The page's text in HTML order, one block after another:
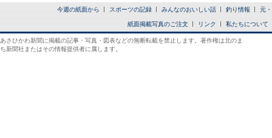
今週の紙面から スポーツの記録 みんなのおいしい話 釣り情報 元
紙面掲載写真のご注文 リンク 私たちについて
あさひかわ新聞に掲載の記事・写真・図表などの無断転載を禁止します。著作権は北のま
ち新聞社またはその情報提供者に属します。